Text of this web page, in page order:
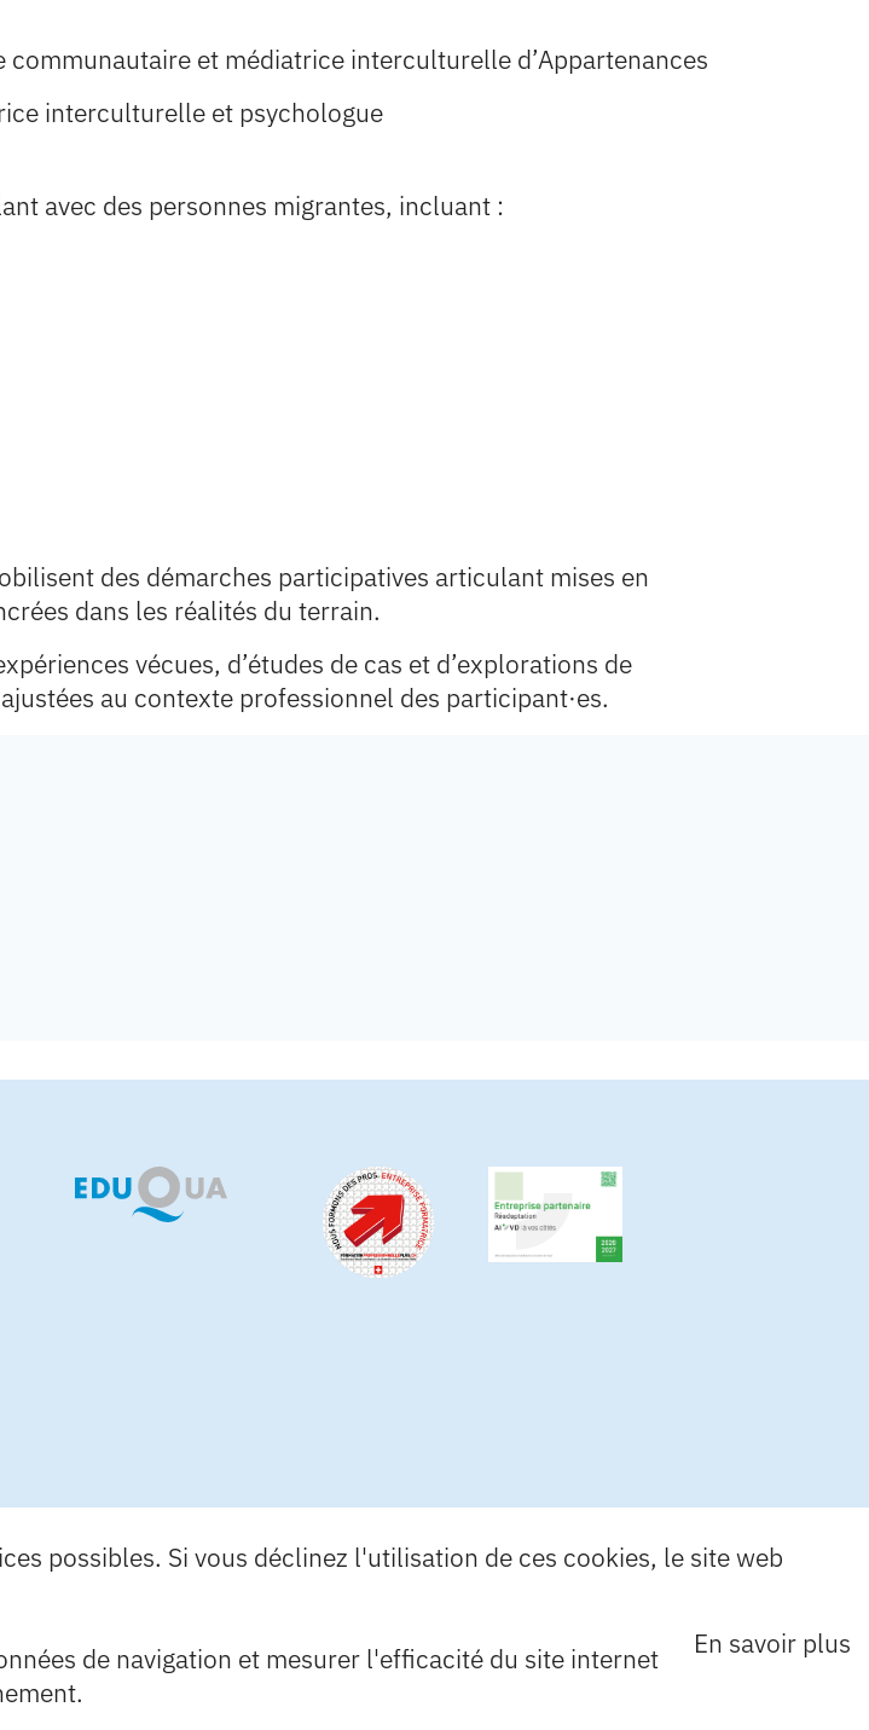
et médiatrice interculturelle d’Appartenances
interculturelle et psychologue
avec des personnes migrantes, incluant :
des démarches participatives articulant mises en
dans les réalités du terrain.
vécues, d’études de cas et d’explorations de
au contexte professionnel des participant·es.
possibles. Si vous déclinez l'utilisation de ces cookies, le site web
En savoir plus
de navigation et mesurer l'efficacité du site internet